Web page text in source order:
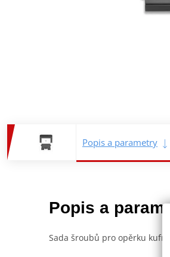
Popis a parametry
Popis a
Sada šroubů pro opěrku kufru.